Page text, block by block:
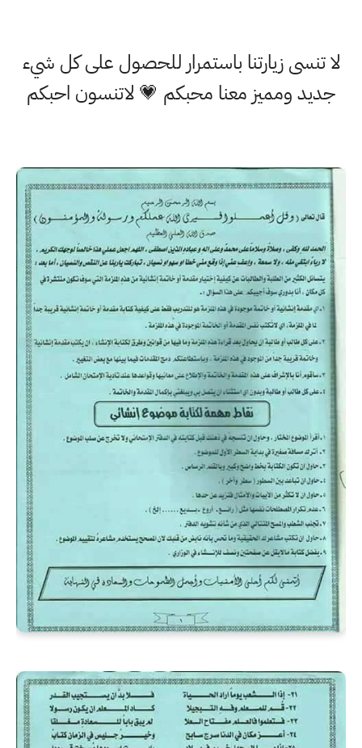
لا تنسى زيارتنا باستمرار للحصول على كل شيء
جديد ومميز معنا محبكم 💗 لاتنسون احبكم